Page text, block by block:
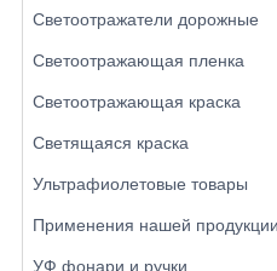
Светоотражатели дорожные
Светоотражающая пленка
Светоотражающая краска
Светящаяся краска
Ультрафиолетовые товары
Применения нашей продукции
УФ фонари и ручки